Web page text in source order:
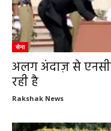
सेना
अलग अंदाज़ से
रही है
Rakshak News